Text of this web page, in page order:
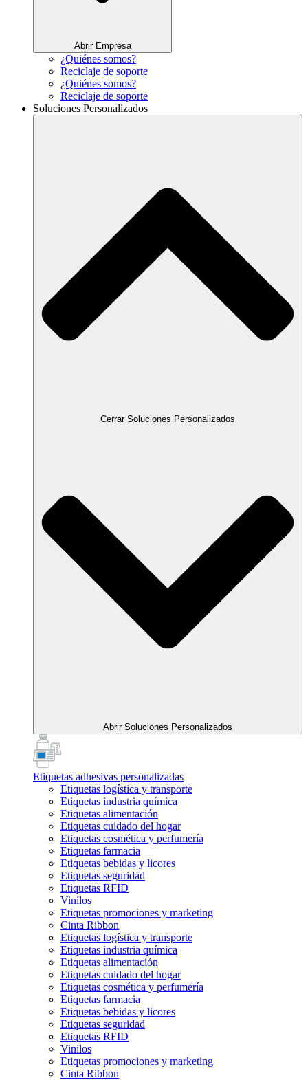
Abrir Empresa
¿Quiénes somos?
Reciclaje de soporte
¿Quiénes somos?
Reciclaje de soporte
Soluciones Personalizados
Cerrar Soluciones Personalizados
Abrir Soluciones Personalizados
Etiquetas adhesivas personalizadas
Etiquetas logística y transporte
Etiquetas industria química
Etiquetas alimentación
Etiquetas cuidado del hogar
Etiquetas cosmética y perfumería
Etiquetas farmacia
Etiquetas bebidas y licores
Etiquetas seguridad
Etiquetas RFID
Vinilos
Etiquetas promociones y marketing
Cinta Ribbon
Etiquetas logística y transporte
Etiquetas industria química
Etiquetas alimentación
Etiquetas cuidado del hogar
Etiquetas cosmética y perfumería
Etiquetas farmacia
Etiquetas bebidas y licores
Etiquetas seguridad
Etiquetas RFID
Vinilos
Etiquetas promociones y marketing
Cinta Ribbon